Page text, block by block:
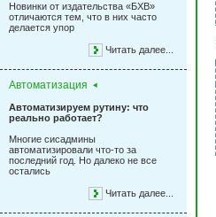
Новинки от издательства «БХВ»
отличаются тем, что в них часто
делается упор
Читать далее...
Автоматизация
Автоматизируем рутину: что
реально работает?
Многие сисадмины
автоматизировали что-то за
последний год. Но далеко не все
остались
Читать далее...